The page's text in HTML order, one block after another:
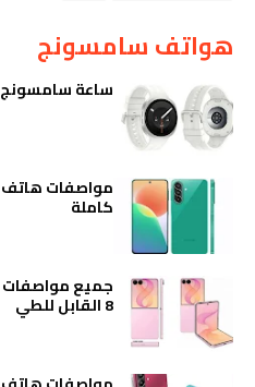
هواتف سامسونج
ساعة سامسونج Galaxy Watch 9 الذكية
كاملة
8 القابل للطي